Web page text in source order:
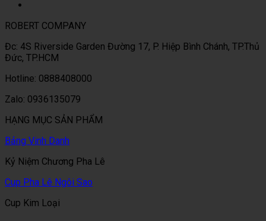
ROBERT COMPANY
Đc: 4S Riverside Garden Đường 17, P. Hiệp Bình Chánh, TP.Thủ
Đức, TP.HCM
Hotline: 0888408000
Zalo: 0936135079
HẠNG MỤC SẢN PHẨM
Bảng Vinh Danh
Kỷ Niệm Chương Pha Lê
Cup Pha Lê Ngôi Sao
Cup Kim Loại